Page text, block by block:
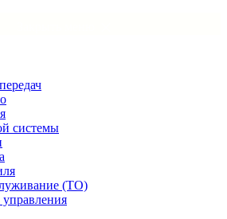
системы
(ТО)
управления